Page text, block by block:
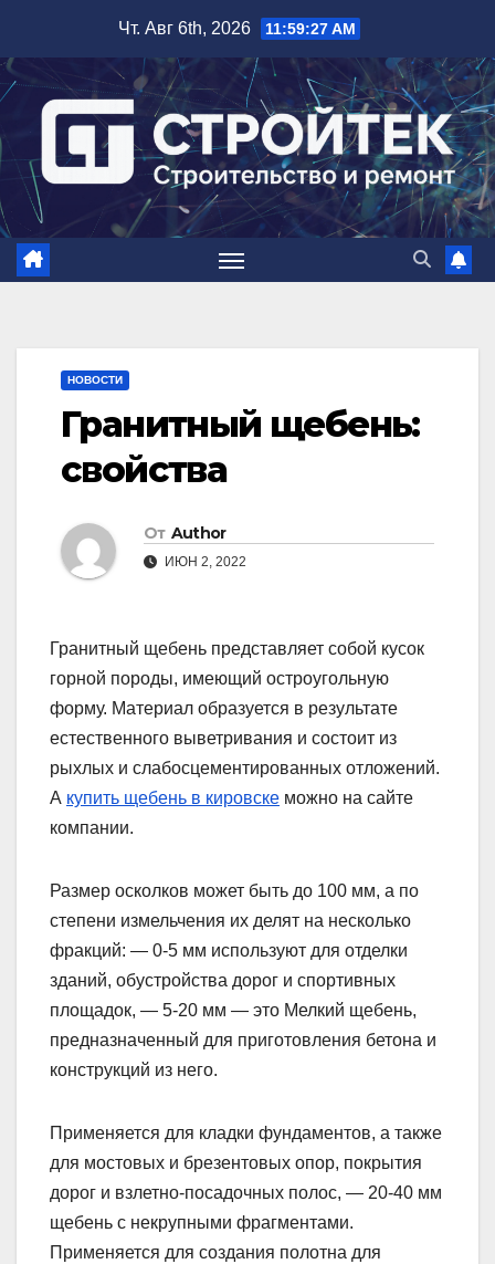
содержимому
Чт. Авг 6th, 2026 11:59:28 AM
НОВОСТИ
Гранитный щебень:
свойства
От Author
ИЮН 2, 2022
Гранитный щебень представляет собой кусок
горной породы, имеющий остроугольную
форму. Материал образуется в результате
естественного выветривания и состоит из
рыхлых и слабосцементированных отложений.
А купить щебень в кировске можно на сайте
компании.
Размер осколков может быть до 100 мм, а по
степени измельчения их делят на несколько
фракций: — 0-5 мм используют для отделки
зданий, обустройства дорог и спортивных
площадок, — 5-20 мм — это Мелкий щебень,
предназначенный для приготовления бетона и
конструкций из него.
Применяется для кладки фундаментов, а также
для мостовых и брезентовых опор, покрытия
дорог и взлетно-посадочных полос, — 20-40 мм
щебень с некрупными фрагментами.
Применяется для создания полотна для